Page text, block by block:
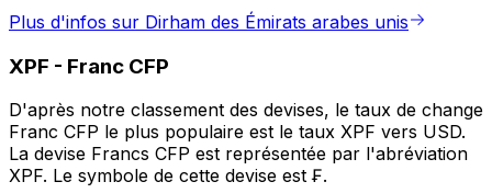
Plus d'infos sur Dirham des Émirats arabes unis
XPF - Franc CFP
D'après notre classement des devises, le taux de change
Franc CFP le plus populaire est le taux XPF vers USD.
La devise Francs CFP est représentée par l'abréviation
XPF. Le symbole de cette devise est ₣.